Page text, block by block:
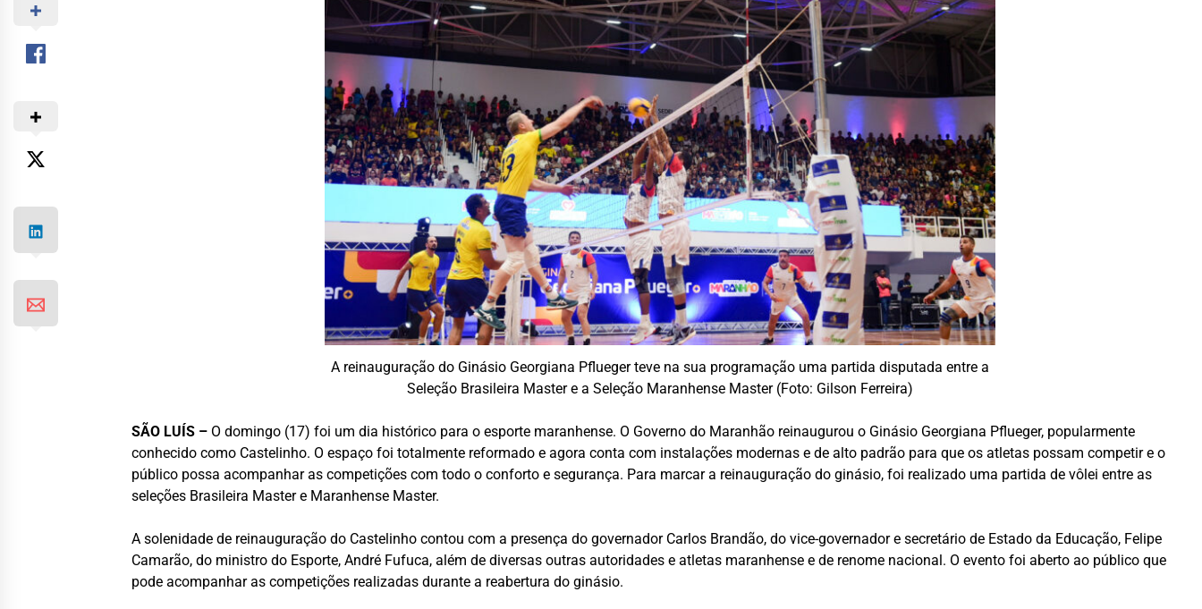
A reinauguração do Ginásio Georgiana Pflueger teve na sua programação uma partida disputada entre a
Seleção Brasileira Master e a Seleção Maranhense Master (Foto: Gilson Ferreira)
SÃO LUÍS – O domingo (17) foi um dia histórico para o esporte maranhense. O Governo do Maranhão reinaugurou o Ginásio Georgiana Pflueger, popularmente
conhecido como Castelinho. O espaço foi totalmente reformado e agora conta com instalações modernas e de alto padrão para que os atletas possam competir e o
público possa acompanhar as competições com todo o conforto e segurança. Para marcar a reinauguração do ginásio, foi realizado uma partida de vôlei entre as
seleções Brasileira Master e Maranhense Master.
A solenidade de reinauguração do Castelinho contou com a presença do governador Carlos Brandão, do vice-governador e secretário de Estado da Educação, Felipe
Camarão, do ministro do Esporte, André Fufuca, além de diversas outras autoridades e atletas maranhense e de renome nacional. O evento foi aberto ao público que
pode acompanhar as competições realizadas durante a reabertura do ginásio.